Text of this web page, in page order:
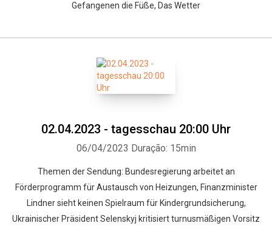
Gefangenen die Füße, Das Wetter
02.04.2023 - tagesschau 20:00 Uhr
06/04/2023 Duração: 15min
Themen der Sendung: Bundesregierung arbeitet an
Förderprogramm für Austausch von Heizungen, Finanzminister
Lindner sieht keinen Spielraum für Kindergrundsicherung,
Ukrainischer Präsident Selenskyj kritisiert turnusmäßigen Vorsitz